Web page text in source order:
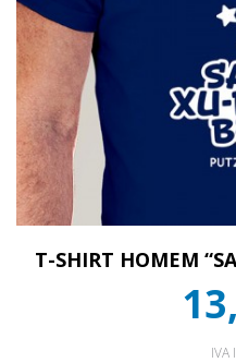
T-SHIRT HOMEM
IVA